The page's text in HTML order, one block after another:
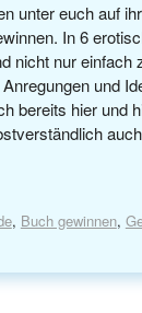
unter euch auf
In 6
nicht nur einfach
und
bereits hier und
, Buch gewinnen,